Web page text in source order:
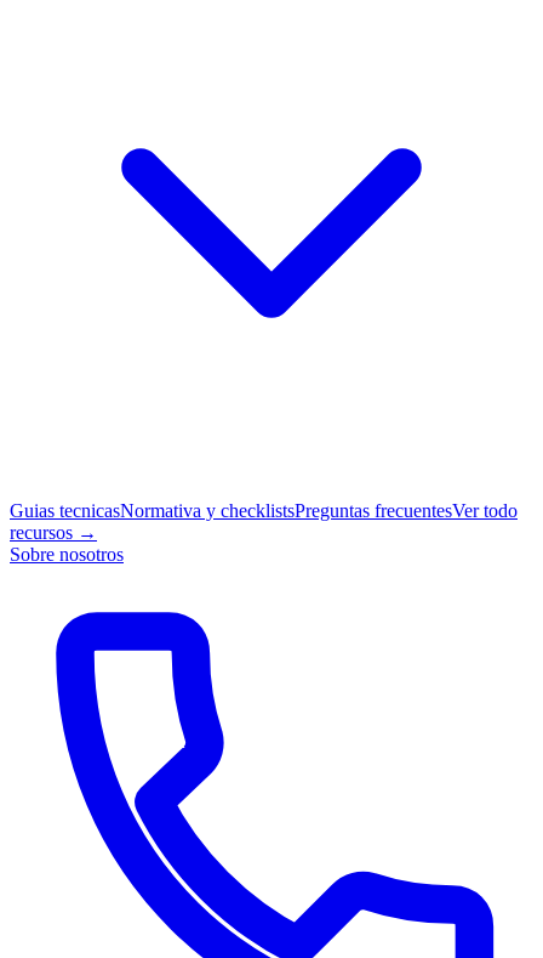
Guias tecnicasNormativa y checklistsPreguntas frecuentesVer todo
recursos →
Sobre nosotros